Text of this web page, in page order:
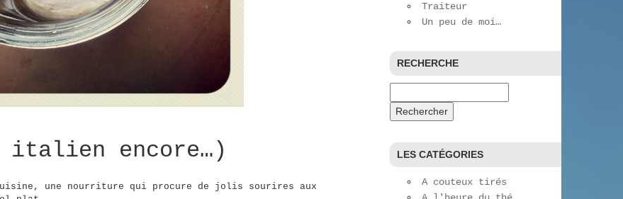
italien encore…)
une nourriture qui procure de jolis sourires aux
Traiteur
Un peu de moi…
RECHERCHE
LES CATÉGORIES
A couteux tirés